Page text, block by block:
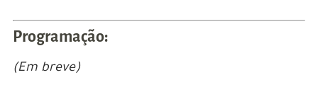
Programação:
(Em breve)